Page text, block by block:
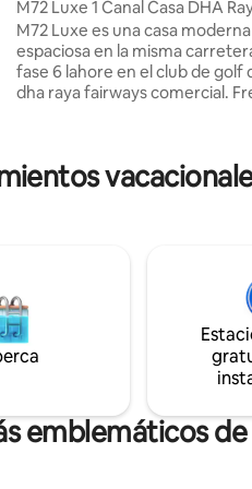
promedio: 5 de 5; 65
M72 Luxe 1 Canal Casa DHA
Lahore
M72 Luxe es una casa
espaciosa en la misma
fase 6 lahore en el club de golf
dha raya fairways comercial.
minuto en coche, dolmen mall
lugar con un montón de
divertirse. NOTA: Es una casa
que por favor lee nuestras
casa antes de reservar.
emblemáticos